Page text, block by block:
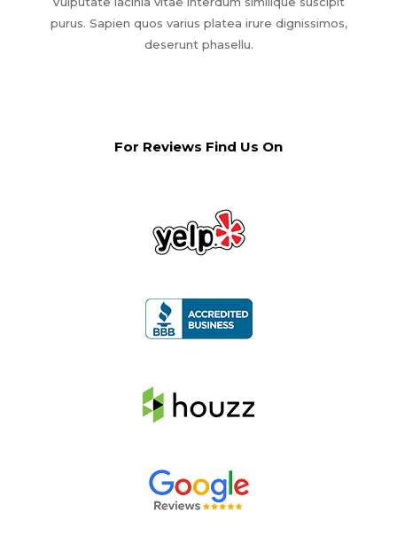
purus. Sapien quos varius platea irure dignissimos,
deserunt phasellu.
For Reviews Find Us On